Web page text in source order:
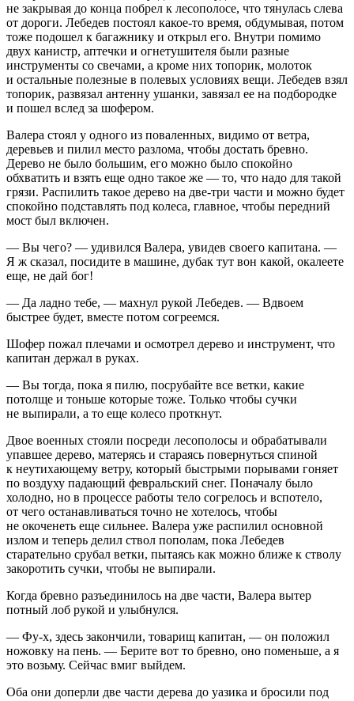
не закрывая до конца побрел к лесополосе, что тянулась слева
от дороги. Лебедев постоял какое-то время, обдумывая, потом
тоже подошел к багажнику и открыл его. Внутри помимо
двух канистр, аптечки и огнетушителя были разные
инструменты со свечами, а кроме них топорик, молоток
и остальные полезные в полевых условиях вещи. Лебедев взял
топорик, развязал антенну ушанки, завязал ее на подбородке
и пошел вслед за шофером.
Валера стоял у одного из поваленных, видимо от ветра,
деревьев и пилил место разлома, чтобы достать бревно.
Дерево не было большим, его можно было спокойно
обхватить и взять еще одно такое же — то, что надо для такой
грязи. Распилить такое дерево на две-три части и можно будет
спокойно подставлять под колеса, главное, чтобы передний
мост был включен.
— Вы чего? — удивился Валера, увидев своего капитана. —
Я ж сказал, посидите в машине, дубак тут вон какой, окалеете
еще, не дай бог!
— Да ладно тебе, — махнул рукой Лебедев. — Вдвоем
быстрее будет, вместе потом согреемся.
Шофер пожал плечами и осмотрел дерево и инструмент, что
капитан держал в руках.
— Вы тогда, пока я пилю, посрубайте все ветки, какие
потолще и тоньше которые тоже. Только чтобы сучки
не выпирали, а то еще колесо проткнут.
Двое военных стояли посреди лесополосы и обрабатывали
упавшее дерево, матерясь и стараясь повернуться спиной
к неутихающему ветру, который быстрыми порывами гоняет
по воздуху падающий февральский снег. Поначалу было
холодно, но в процессе работы тело согрелось и вспотело,
от чего останавливаться точно не хотелось, чтобы
не окоченеть еще сильнее. Валера уже распилил основной
излом и теперь делил ствол пополам, пока Лебедев
старательно срубал ветки, пытаясь как можно ближе к стволу
закоротить сучки, чтобы не выпирали.
Когда бревно разъединилось на две части, Валера вытер
потный лоб рукой и улыбнулся.
— Фу-х, здесь закончили, товарищ капитан, — он положил
ножовку на пень. — Берите вот то бревно, оно поменьше, а я
это возьму. Сейчас вмиг выйдем.
Оба они доперли две части дерева до уазика и бросили под